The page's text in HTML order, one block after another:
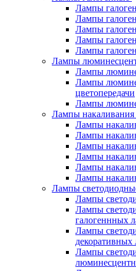
Лампы
Лампы
Лампы
Лампы
Лампы
Лампы
Лампы
Лампы
цветопередачи
Лампы
Лампы накаливания
Лампы
Лампы
Лампы
Лампы
Лампы
Лампы
Лампы
Лампы
Лампы
галогеннных
Лампы
декоративных
Лампы